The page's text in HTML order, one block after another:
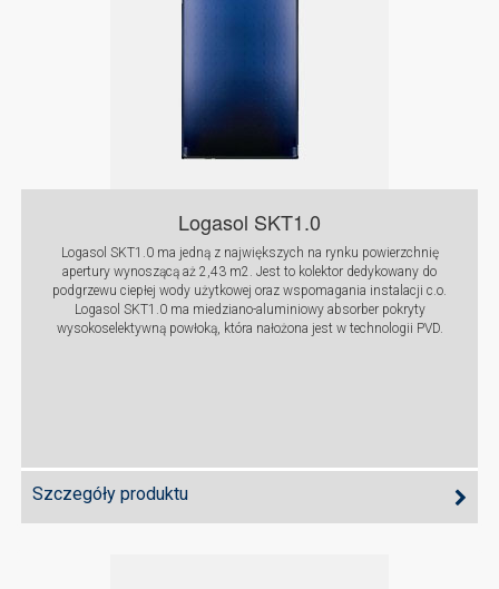
Logasol SKT1.0
Logasol SKT1.0 ma jedną z największych na rynku powierzchnię
apertury wynoszącą aż 2,43 m2. Jest to kolektor dedykowany do
podgrzewu ciepłej wody użytkowej oraz wspomagania instalacji c.o.
Logasol SKT1.0 ma miedziano-aluminiowy absorber pokryty
wysokoselektywną powłoką, która nałożona jest w technologii PVD.
Szczegóły produktu